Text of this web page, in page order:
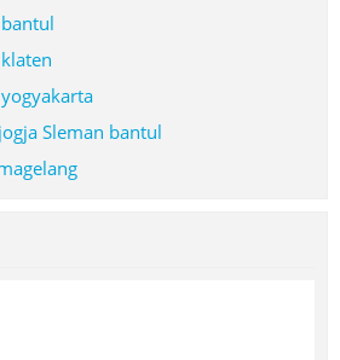
Sleman bantul